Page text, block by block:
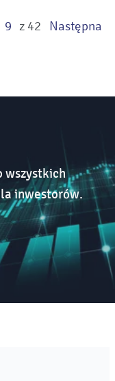
9 z 42 Następna
wszystkich
inwestorów.